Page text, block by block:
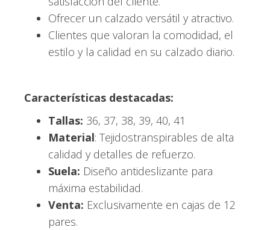
Ofrecer un calzado versátil y atractivo.
Clientes que valoran la comodidad, el
estilo y la calidad en su calzado diario.
Características destacadas:
Tallas: 36, 37, 38, 39, 40, 41
Material: Tejidostranspirables de alta
calidad y detalles de refuerzo.
Suela: Diseño antideslizante para
máxima estabilidad.
Venta: Exclusivamente en cajas de 12
pares.